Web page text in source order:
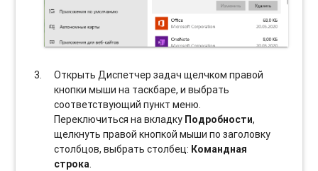
Открыть Диспетчер задач щелчком правой
кнопки мыши на таскбаре, и выбрать
соотвeтствующий пункт меню.
Переключиться на вкладку Подробности,
щелкнуть правой кнопкой мыши по заголовку
столбцов, выбрать столбец: Командная
строка.